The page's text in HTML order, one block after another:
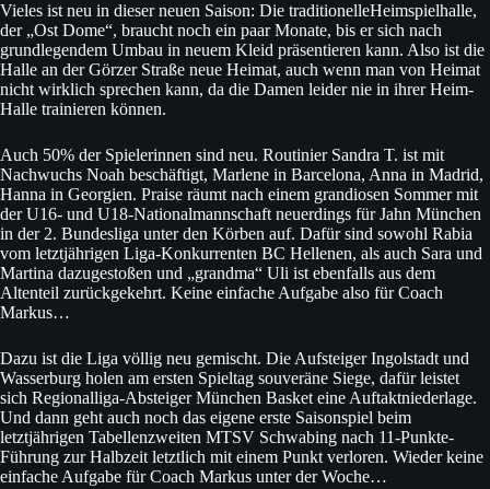
Vieles ist neu in dieser neuen Saison: Die traditionelleHeimspielhalle,
der „Ost Dome“, braucht noch ein paar Monate, bis er sich nach
grundlegendem Umbau in neuem Kleid präsentieren kann. Also ist die
Halle an der Görzer Straße neue Heimat, auch wenn man von Heimat
nicht wirklich sprechen kann, da die Damen leider nie in ihrer Heim-
Halle trainieren können.
Auch 50% der Spielerinnen sind neu. Routinier Sandra T. ist mit
Nachwuchs Noah beschäftigt, Marlene in Barcelona, Anna in Madrid,
Hanna in Georgien. Praise räumt nach einem grandiosen Sommer mit
der U16- und U18-Nationalmannschaft neuerdings für Jahn München
in der 2. Bundesliga unter den Körben auf. Dafür sind sowohl Rabia
vom letztjährigen Liga-Konkurrenten BC Hellenen, als auch Sara und
Martina dazugestoßen und „grandma“ Uli ist ebenfalls aus dem
Altenteil zurückgekehrt. Keine einfache Aufgabe also für Coach
Markus…
Dazu ist die Liga völlig neu gemischt. Die Aufsteiger Ingolstadt und
Wasserburg holen am ersten Spieltag souveräne Siege, dafür leistet
sich Regionalliga-Absteiger München Basket eine Auftaktniederlage.
Und dann geht auch noch das eigene erste Saisonspiel beim
letztjährigen Tabellenzweiten MTSV Schwabing nach 11-Punkte-
Führung zur Halbzeit letztlich mit einem Punkt verloren. Wieder keine
einfache Aufgabe für Coach Markus unter der Woche…